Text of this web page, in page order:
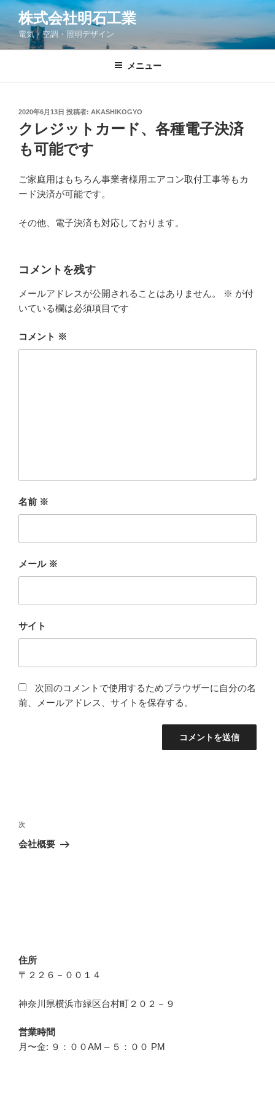
コ
テ
ン
株式会社明石工業
電気・空調・照明デザイン
メニュー
投
日:
2020年6月13日 投稿者: AKASHIKOGYO
クレジットカード、各種電子決済
も可能です
ご家庭用はもちろん事業者様用エアコン取付工事等もカ
ード決済が可能です。
その他、電子決済も対応しております。
コメントを残す
メールアドレスが公開されることはありません。 ※ が付
いている欄は必須項目です
コメント ※
名前 ※
メール ※
サイト
次回のコメントで使用するためブラウザーに自分の名
前、メールアドレス、サイトを保存する。
稿
ナ
次
の
次
会社概要
住所
〒２２６－００１４
神奈川県横浜市緑区台村町２０２－９
営業時間
月〜金: ９：００AM – ５：００ PM